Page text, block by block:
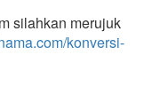
silahkan merujuk
konversi-